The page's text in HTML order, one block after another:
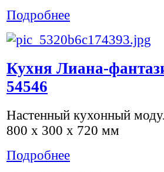
Подробнее
Кухня Лиана-
54546
Настенный кухонный
800 x 300 x 720 мм
Подробнее